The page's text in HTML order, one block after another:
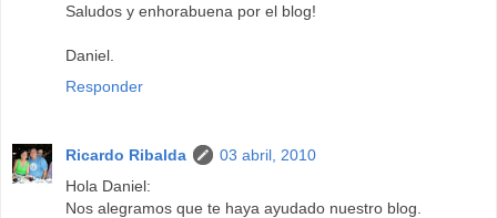
Saludos y enhorabuena por el blog!
Daniel.
Responder
Ricardo Ribalda
03 abril, 2010
Hola Daniel:
Nos alegramos que te haya ayudado nuestro blog.